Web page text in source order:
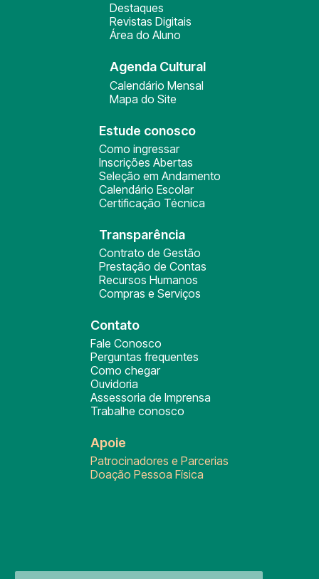
Destaques
Revistas Digitais
Área do Aluno
Agenda Cultural
Calendário Mensal
Mapa do Site
Estude conosco
Como ingressar
Inscrições Abertas
Seleção em Andamento
Calendário Escolar
Certificação Técnica
Transparência
Contrato de Gestão
Prestação de Contas
Recursos Humanos
Compras e Serviços
Contato
Fale Conosco
Perguntas frequentes
Como chegar
Ouvidoria
Assessoria de Imprensa
Trabalhe conosco
Apoie
Patrocinadores e Parcerias
Doação Pessoa Física